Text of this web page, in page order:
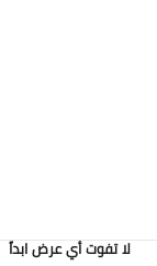
لا تفوت أي عرض ابداً